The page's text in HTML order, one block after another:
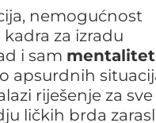
nemogućnost
za izradu
i sam mentalitet
apsurdnih
riješenje za sve
ličkih brda